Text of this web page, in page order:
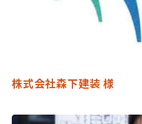
株式会社森下建装 様